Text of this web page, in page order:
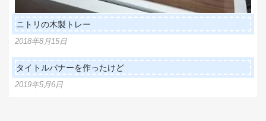
ニトリの木製トレー
2018年8月15日
タイトルバナーを作ったけど
2019年5月6日